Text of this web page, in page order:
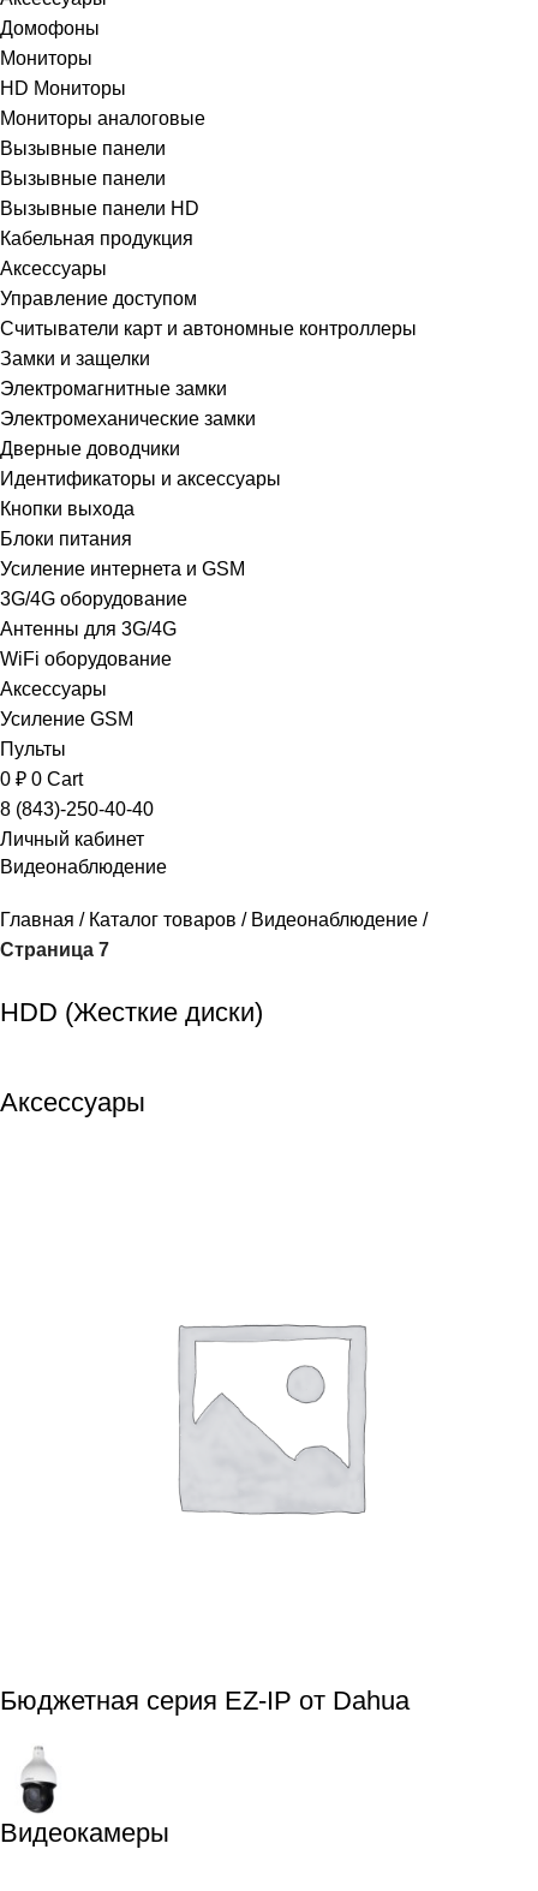
Домофоны
Мониторы
HD Мониторы
Мониторы аналоговые
Вызывные панели
Вызывные панели
Вызывные панели HD
Кабельная продукция
Аксессуары
Управление доступом
Считыватели карт и автономные контроллеры
Замки и защелки
Электромагнитные замки
Электромеханические замки
Дверные доводчики
Идентификаторы и аксессуары
Кнопки выхода
Блоки питания
Усиление интернета и GSM
3G/4G оборудование
Антенны для 3G/4G
WiFi оборудование
Аксессуары
Усиление GSM
Пульты
0 ₽ 0 Cart
8 (843)-250-40-40
Личный кабинет
Видеонаблюдение
Главная Каталог товаров
Видеонаблюдение
Страница 7
HDD (Жесткие диски)
Аксессуары
Бюджетная серия EZ-IP от Dahua
Видеокамеры